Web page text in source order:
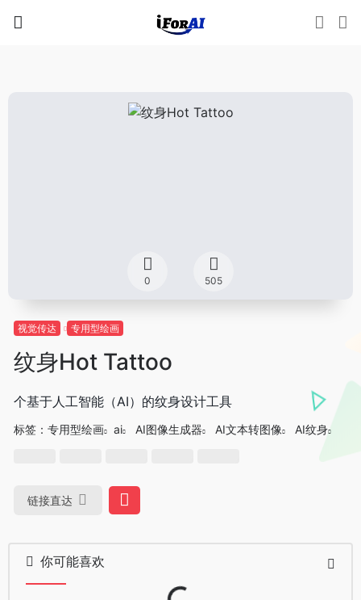
0 505
视觉传达 专用型绘画
纹身Hot Tattoo
个基于人工智能（AI）的纹身设计工具
标签： 专用型绘画 ai AI图像生成器 AI文本转图像 AI纹身
链接直达
你可能喜欢